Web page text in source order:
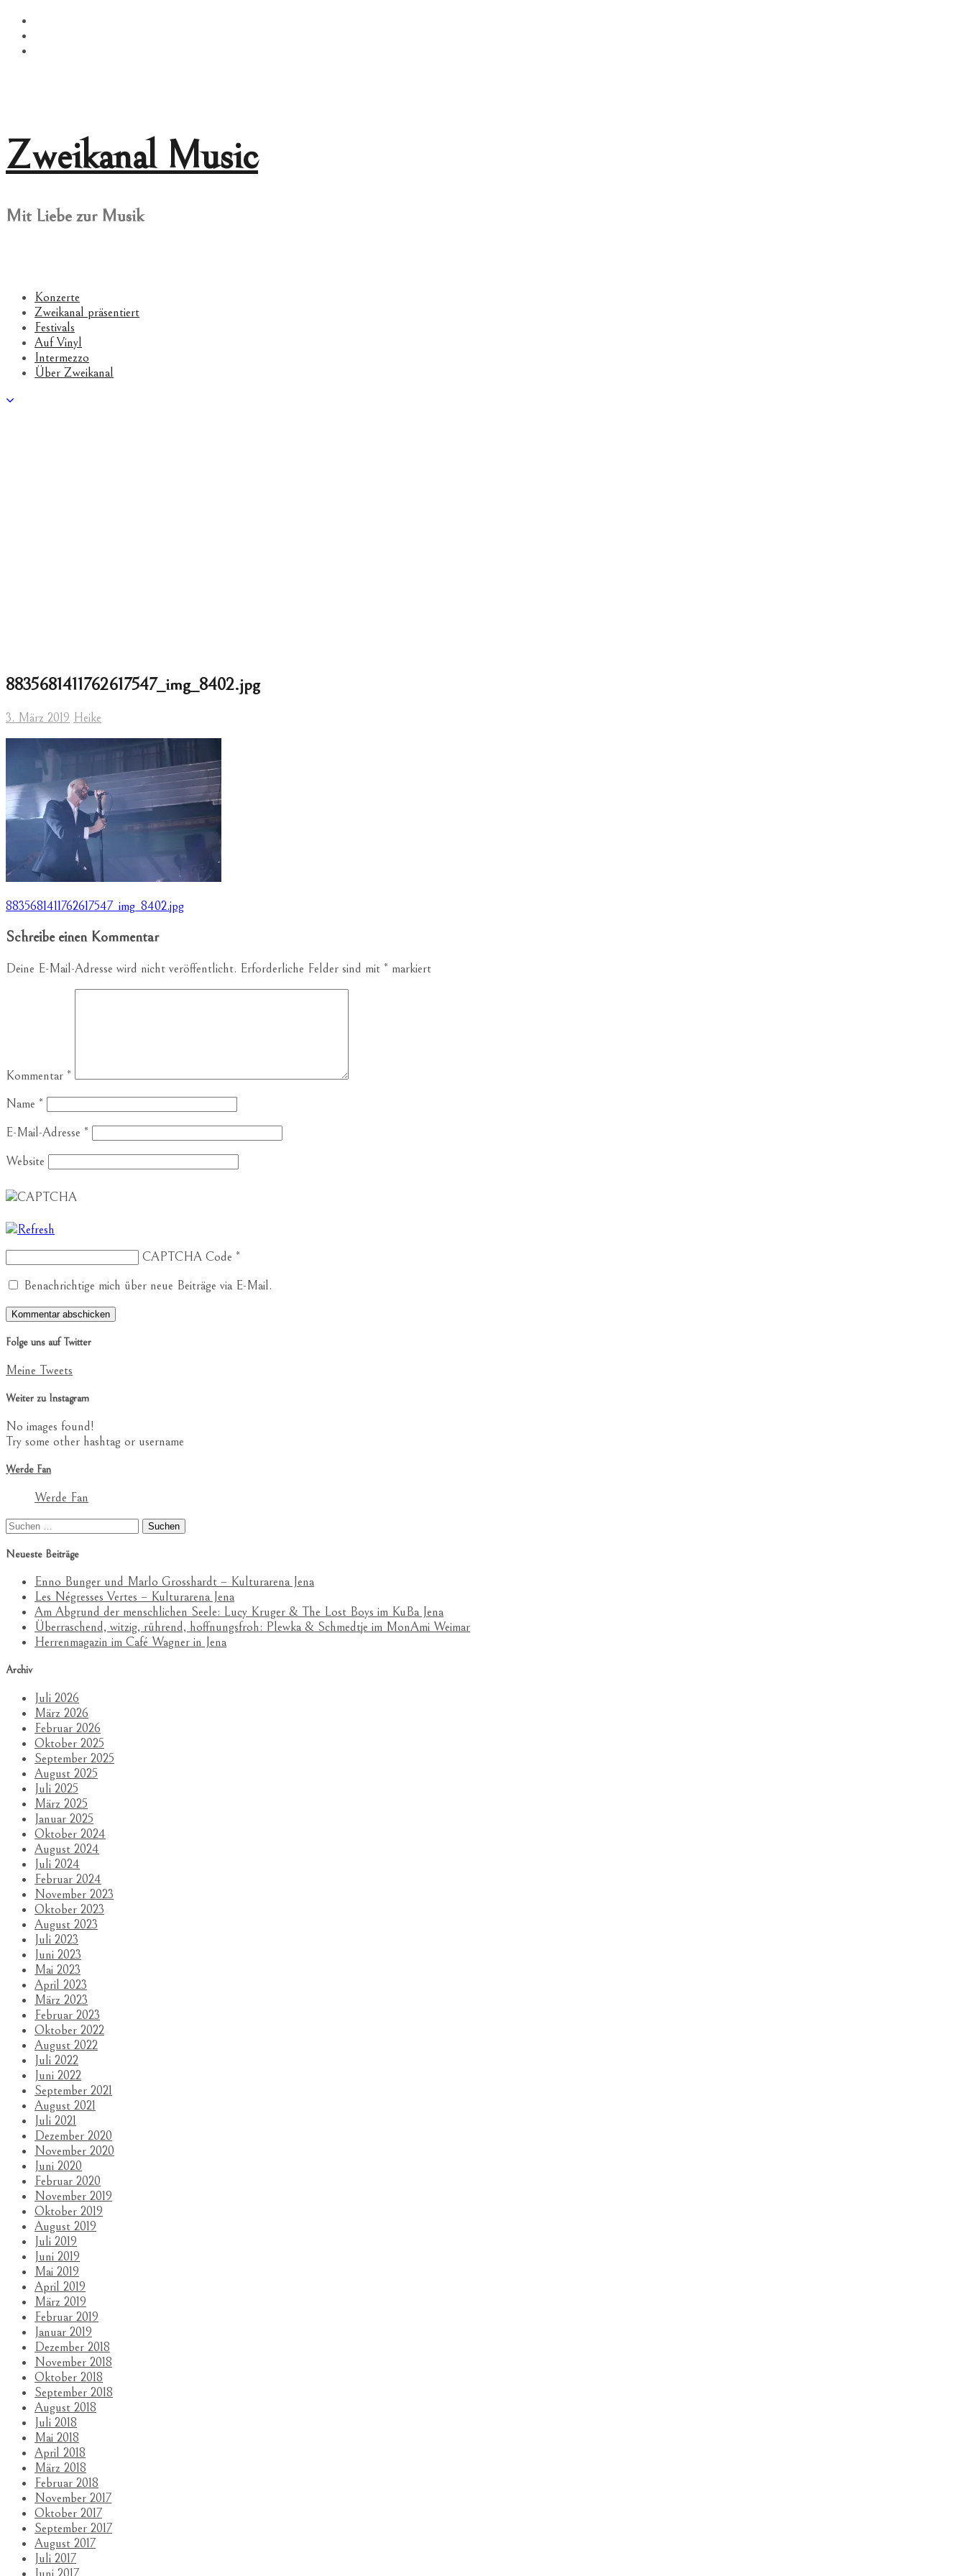
Springe
zum
Inhalt
Zweikanal Music
Mit Liebe zur Musik
Konzerte
Zweikanal präsentiert
Festivals
Auf Vinyl
Intermezzo
Über Zweikanal
8835681411762617547_img_8402.jpg
3. März 2019 Heike
Beitragsnavigation
8835681411762617547_img_8402.jpg
Schreibe einen Kommentar
Deine E-Mail-Adresse wird nicht veröffentlicht. Erforderliche Felder sind mit * markiert
Kommentar *
Name *
E-Mail-Adresse *
Website
CAPTCHA Code *
Benachrichtige mich über neue Beiträge via E-Mail.
Folge uns auf Twitter
Meine Tweets
Weiter zu Instagram
No images found!
Try some other hashtag or username
Werde Fan
Werde Fan
Suchen
Neueste Beiträge
Enno Bunger und Marlo Grosshardt – Kulturarena Jena
Les Négresses Vertes – Kulturarena Jena
Am Abgrund der menschlichen Seele: Lucy Kruger & The Lost Boys im KuBa Jena
Überraschend, witzig, rührend, hoffnungsfroh: Plewka & Schmedtje im MonAmi Weimar
Herrenmagazin im Café Wagner in Jena
Archiv
Juli 2026
März 2026
Februar 2026
Oktober 2025
September 2025
August 2025
Juli 2025
März 2025
Januar 2025
Oktober 2024
August 2024
Juli 2024
Februar 2024
November 2023
Oktober 2023
August 2023
Juli 2023
Juni 2023
Mai 2023
April 2023
März 2023
Februar 2023
Oktober 2022
August 2022
Juli 2022
Juni 2022
September 2021
August 2021
Juli 2021
Dezember 2020
November 2020
Juni 2020
Februar 2020
November 2019
Oktober 2019
August 2019
Juli 2019
Juni 2019
Mai 2019
April 2019
März 2019
Februar 2019
Januar 2019
Dezember 2018
November 2018
Oktober 2018
September 2018
August 2018
Juli 2018
Mai 2018
April 2018
März 2018
Februar 2018
November 2017
Oktober 2017
September 2017
August 2017
Juli 2017